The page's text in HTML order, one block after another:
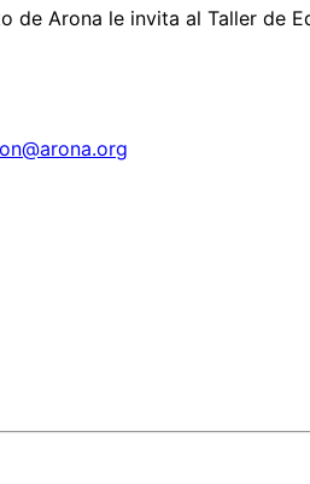
de Arona le invita al Taller de